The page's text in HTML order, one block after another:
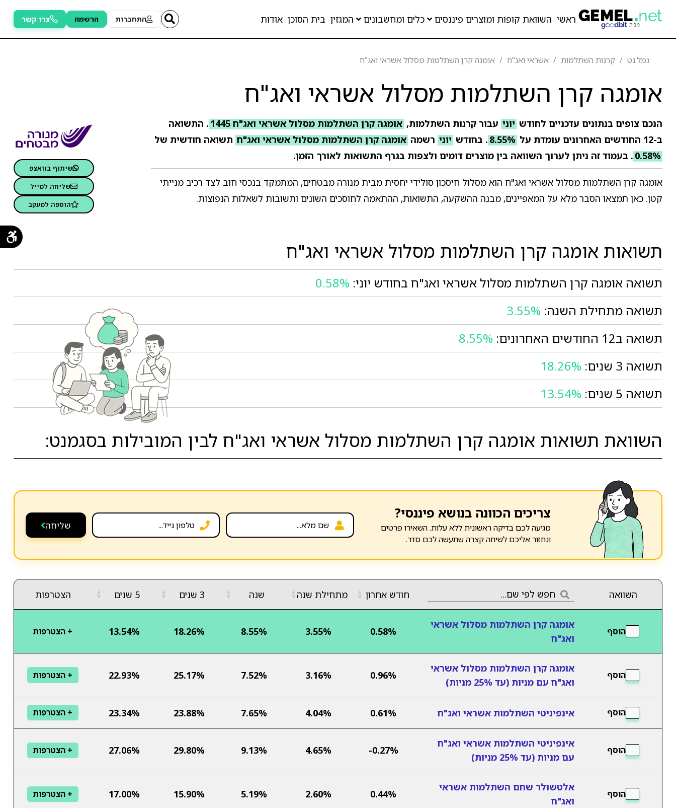
ראשי השוואת קופות ומוצרים פיננסים כלים ומחשבונים המגזין בית הסוכן אודות התחברות הרשמה צרו קשר
גמל.נט קרנות השתלמות אשראי ואג"ח אומגה קרן השתלמות מסלול אשראי ואג"ח
אומגה קרן השתלמות מסלול אשראי ואג"ח
הנכם צופים בנתונים עדכניים לחודש יוני עבור קרנות השתלמות, אומגה קרן השתלמות מסלול אשראי ואג"ח 1445
. התשואה
ב-12 החודשים האחרונים עומדת על
8.55% . בחודש יוני רשמה אומגה קרן השתלמות מסלול אשראי ואג"ח תשואה חודשית של
0.58% . בעמוד זה ניתן לערוך השוואה בין מוצרים דומים ולצפות בגרף התשואות לאורך הזמן.
אומגה קרן השתלמות מסלול אשראי ואג"ח הוא מסלול חיסכון סולידי יחסית מבית מנורה מבטחים, המתמקד בנכסי חוב לצד רכיב מנייתי
קטן. כאן תמצאו הסבר מלא על המאפיינים, מבנה ההשקעה, התשואות, ההתאמה לחוסכים השונים ותשובות לשאלות הנפוצות.
שיתוף בוואצפ
שליחה למייל
הוספה למעקב
תשואות אומגה קרן השתלמות מסלול אשראי ואג"ח
תשואה אומגה קרן השתלמות מסלול אשראי ואג"ח בחודש יוני: 0.58%
תשואה מתחילת השנה: 3.55%
תשואה ב12 החודשים האחרונים:
8.55%
תשואה 3 שנים:
18.26%
תשואה 5 שנים:
13.54%
השוואת תשואות אומגה קרן השתלמות מסלול אשראי ואג"ח לבין המובילות בסגמנט:
צריכים הכוונה בנושא פיננסי?
מגיעה לכם בדיקה ראשונית ללא עלות. השאירו פרטים
ונחזור אליכם לשיחה קצרה שתעשה לכם סדר.
שליחה
השוואה חודש אחרון ▲
▼ מתחילת שנה▲
▼ שנה ▲
▼ 3 שנים ▲
▼ 5 שנים ▲
▼ הצטרפות
הוסף
אומגה קרן השתלמות מסלול אשראי
ואג"ח
0.58%
3.55%
8.55%
18.26%
13.54% + הצטרפות
הוסף
אומגה קרן השתלמות מסלול אשראי
ואג"ח עם מניות (עד 25% מניות)
0.96%
3.16%
7.52%
25.17%
22.93% + הצטרפות
הוסף אינפיניטי השתלמות אשראי ואג"ח 0.61%
4.04%
7.65%
23.88%
23.34% + הצטרפות
הוסף
אינפיניטי השתלמות אשראי ואג"ח
עם מניות (עד 25% מניות)
-0.27%
4.65%
9.13%
29.80%
27.06% + הצטרפות
הוסף
אלטשולר שחם השתלמות אשראי
ואג"ח
0.44%
2.60%
5.19%
15.90%
17.00% + הצטרפות